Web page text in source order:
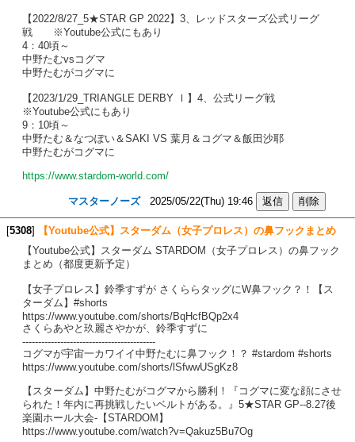
【2022/8/27_5★STAR GP 2022】3、レッドスターズ公式リーグ
戦 ※Youtube公式にもあり
4：40頃～
中野たむvsコグマ
中野たむがコグマに
【2023/1/29_TRIANGLE DERBY Ⅰ】4、公式リーグ戦
※Youtube公式にもあり
9：10頃～
中野たむ＆なつぽい＆SAKI VS 葉月＆コグマ＆飯田沙耶
中野たむがコグマに
https://www.stardom-world.com/
マスターノーズ2025/05/22(Thu) 19:46
[5308]
【Youtube公式】スターダム（女子プロレス）の鼻フックまとめ
【Youtube公式】スターダム STARDOM（女子プロレス）の鼻フック
まとめ（都度更新予定）
【女子プロレス】鈴季すずが さくららタッグにW鼻フック？！【ス
ターダム】#shorts
https://www.youtube.com/shorts/BqHcfBQp2x4
さくらあやと玖麗さやかが、鈴季すずに
------------------------------------------
コグマが宇宙一カワイイ中野たむに鼻フック！？ #stardom #shorts
https://www.youtube.com/shorts/lSfwwUSgKz8
【スターダム】中野たむがコグマから勝利！『コグマに変な顔にさせ
られた！年内に再挑戦したいベルトがある。』5★STAR GP--8.27後
楽園ホール大会-【STARDOM】
https://www.youtube.com/watch?v=Qakuz5Bu7Og